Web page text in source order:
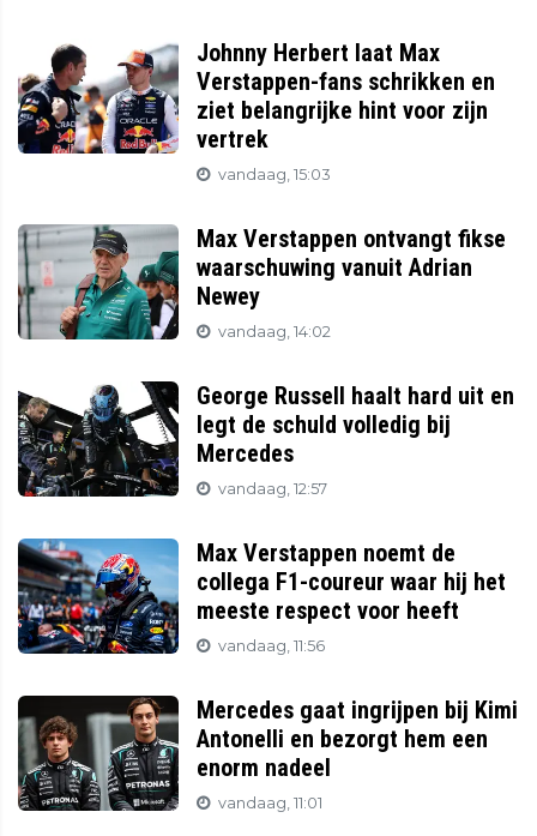
Johnny Herbert laat Max
Verstappen-fans schrikken en
ziet belangrijke hint voor zijn
vertrek
vandaag, 15:03
Max Verstappen ontvangt fikse
waarschuwing vanuit Adrian
Newey
vandaag, 14:02
George Russell haalt hard uit en
legt de schuld volledig bij
Mercedes
vandaag, 12:57
Max Verstappen noemt de
collega F1-coureur waar hij het
meeste respect voor heeft
vandaag, 11:56
Mercedes gaat ingrijpen bij Kimi
Antonelli en bezorgt hem een
enorm nadeel
vandaag, 11:01